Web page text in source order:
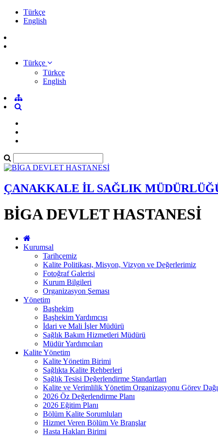
Türkçe
English
Türkçe
Türkçe
English
ÇANAKKALE İL SAĞLIK
BİGA DEVLET HASTANESİ
Kurumsal
Tarihçemiz
Kalite Politikası, Misyon, Vizyon ve Değerlerimiz
Fotoğraf Galerisi
Kurum Bilgileri
Organizasyon Şeması
Yönetim
Başhekim
Başhekim Yardımcısı
İdari ve Mali İşler Müdürü
Sağlık Bakım Hizmetleri Müdürü
Müdür Yardımcıları
Kalite Yönetim
Kalite Yönetim Birimi
Sağlıkta Kalite Rehberleri
Sağlık Tesisi Değerlendirme Standartları
Kalite ve Verimlilik Yönetim Organizasyonu Görev
2026 Öz Değerlendirme Planı
2026 Eğitim Planı
Bölüm Kalite Sorumluları
Hizmet Veren Bölüm Ve Branşlar
Hasta Hakları Birimi